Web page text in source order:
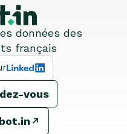
données des
français
vous